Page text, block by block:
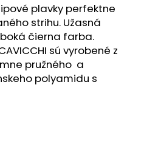
plavky perfektne
strihu. Užasná
čierna farba.
sú vyrobené z
pružného a
polyamidu s